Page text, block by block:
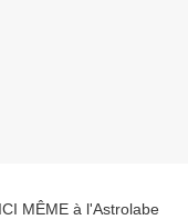
MÊME à l'Astrolabe